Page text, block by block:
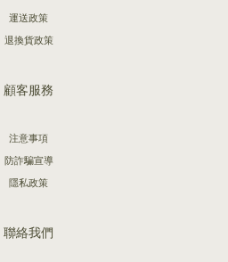
運送政策
退換貨政策
顧客服務
注意事項
防詐騙宣導
隱私政策
聯絡我們